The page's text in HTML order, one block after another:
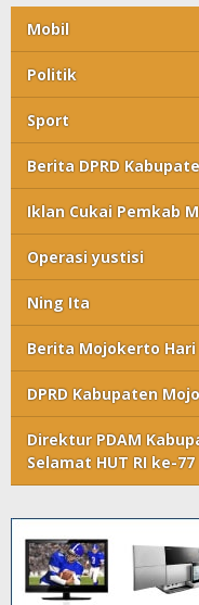
Mobil
Politik
Sport
Berita DPRD
Iklan Cukai Pemkab
Operasi yustisi
Ning Ita
Berita Mojokerto Hari
DPRD Kabupaten
Direktur PDAM
Selamat HUT RI ke-77